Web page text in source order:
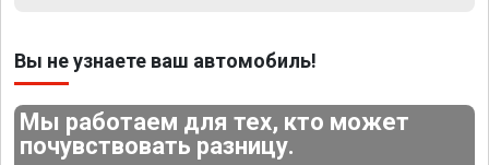
Вы не узнаете ваш автомобиль!
Мы работаем для тех, кто может
почувствовать разницу.